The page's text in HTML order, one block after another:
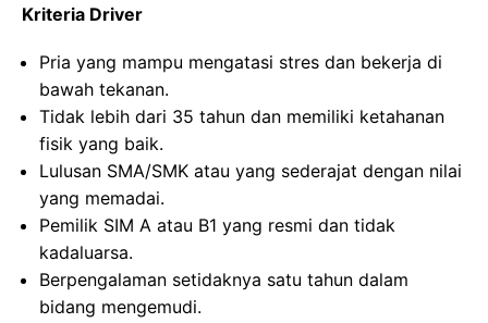
Kriteria Driver
Pria yang mampu mengatasi stres dan bekerja di
bawah tekanan.
Tidak lebih dari 35 tahun dan memiliki ketahanan
fisik yang baik.
Lulusan SMA/SMK atau yang sederajat dengan nilai
yang memadai.
Pemilik SIM A atau B1 yang resmi dan tidak
kadaluarsa.
Berpengalaman setidaknya satu tahun dalam
bidang mengemudi.